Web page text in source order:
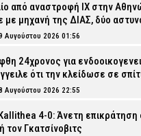
από αναστροφή ΙΧ στην
μηχανή της ΔΙΑΣ, δύο
Αυγούστου 2026 01:56
24χρονος για
ότι την κλείδωσε σε
Αυγούστου 2026 22:55
4-0: Άνετη επικράτηση
Γκατσίνοβιτς